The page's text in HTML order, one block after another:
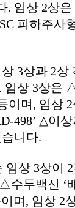
. 임상 2상
피하주사
3상과 2상
임상 3상은
이며, 임상
498’ △이
니다.
임상 3상이
수두백신 ‘
이며, 임상